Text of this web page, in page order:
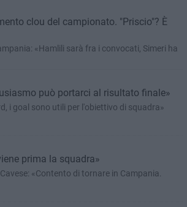
clou del campionato. "Priscio"? È
«Hamlili sarà fra i convocati, Simeri ha
può portarci al risultato finale»
i goal sono utili per l'obiettivo di squadra»
prima la squadra»
«Contento di tornare in Campania.